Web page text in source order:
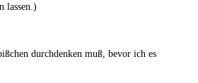
lassen.)
durchdenken muß, bevor ich es